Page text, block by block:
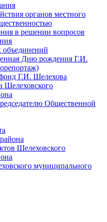
органов местного
в решении вопросов
объединений
Дню рождения Г.И.
Г.И. Шелехова
Шелеховского
Общественной
Шелеховского
муниципального